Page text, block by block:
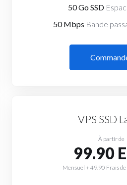
50 Go SSD
50 Mbps Bande
VPS SSD
À partir de
99.90
Mensuel + 49.90 Frais